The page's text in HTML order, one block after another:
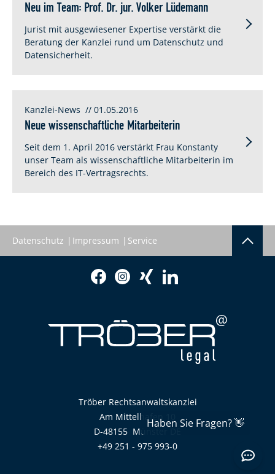
Neu im Team: Prof. Dr. jur. Volker Lüdemann
Jurist mit ausgewiesener Expertise verstärkt die
Beratung der Kanzlei rund um Datenschutz und
Datensicherheit.
Kanzlei-News // 01.05.2016
Neue wissenschaftliche Mitarbeiterin
Seit dem 1. April 2016 verstärkt Frau Konstanty
unser Team als wissenschaftliche Mitarbeiterin im
Bereich des IT-Vertragsrechts.
Datenschutz Impressum Service
Tröber Rechtsanwaltskanzlei
Am Mittelhafen 10
D-48155 Münster
+49 251 - 975 993-0